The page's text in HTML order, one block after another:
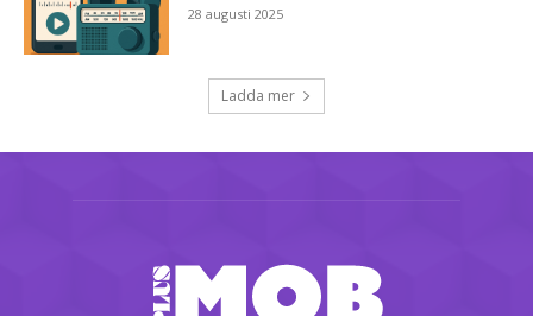
28 augusti 2025
Ladda mer